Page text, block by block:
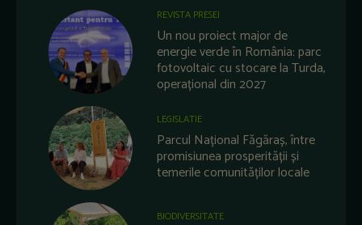
REVISTA PRESEI
Un nou proiect major de
energie verde în România: parc
fotovoltaic cu stocare la Turda,
operațional din 2027
LEGISLATIE
Parcul Național Făgăraș, între
promisiunea prosperității și
temerile comunităților locale
BIODIVERSITATE